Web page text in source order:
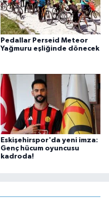
Pedallar Perseid Meteor
Yağmuru eşliğinde dönecek
Eskişehirspor'da yeni imza:
Genç hücum oyuncusu
kadroda!